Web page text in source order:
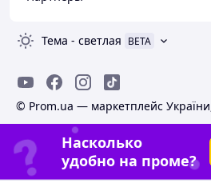
Тема - светлая BETA
© Prom.ua — маркетплейс
Насколько
удобно на проме?